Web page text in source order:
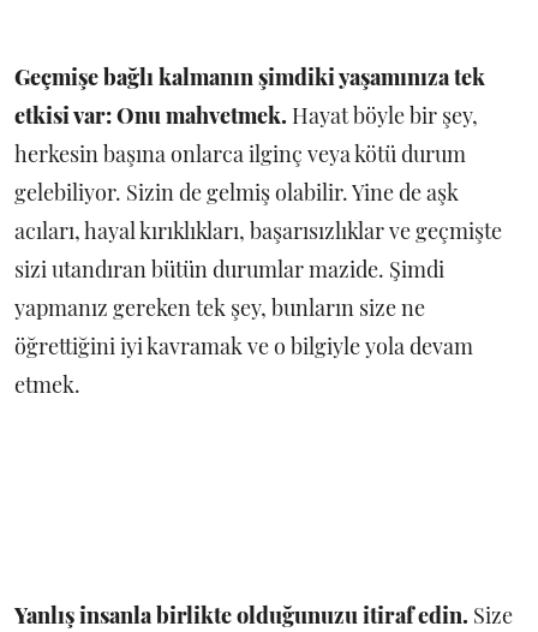
Geçmişe bağlı kalmanın şimdiki yaşamınıza tek
etkisi var: Onu mahvetmek. Hayat böyle bir şey,
herkesin başına onlarca ilginç veya kötü durum
gelebiliyor. Sizin de gelmiş olabilir. Yine de aşk
acıları, hayal kırıklıkları, başarısızlıklar ve geçmişte
sizi utandıran bütün durumlar mazide. Şimdi
yapmanız gereken tek şey, bunların size ne
öğrettiğini iyi kavramak ve o bilgiyle yola devam
etmek.
Yanlış insanla birlikte olduğunuzu itiraf edin. Size